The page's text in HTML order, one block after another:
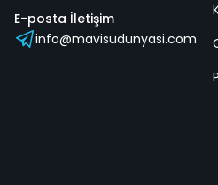
%50
3.658,00 TL
E-posta İletişim
info@mavisudunyasi.com